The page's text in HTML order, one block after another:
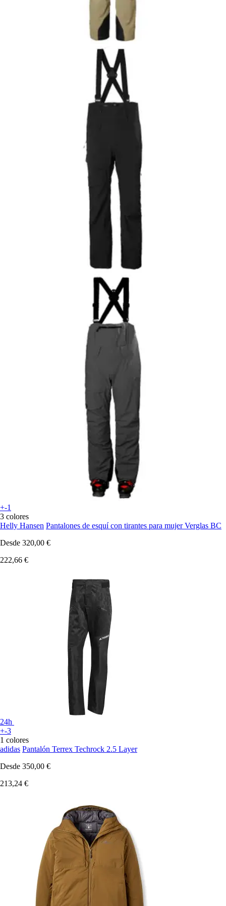
+-1
3 colores
Helly Hansen Pantalones de esquí con tirantes para mujer Verglas BC
Desde 320,00 €
222,66 €
24h
+-3
1 colores
adidas Pantalón Terrex Techrock 2.5 Layer
Desde 350,00 €
213,24 €